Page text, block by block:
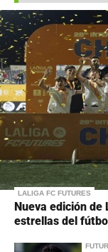
LALIGA FC FUTURES
Nueva edición
estrellas del